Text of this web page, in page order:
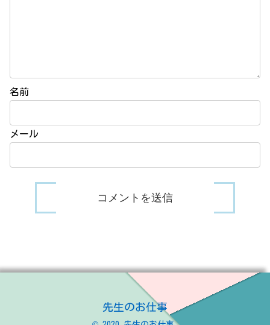
名前
メール
先生のお仕事